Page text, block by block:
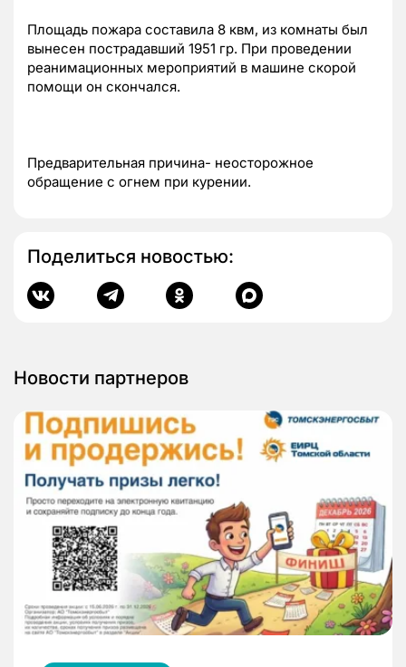
Площадь пожара составила 8 квм, из комнаты был
вынесен пострадавший 1951 гр. При проведении
реанимационных мероприятий в машине скорой
помощи он скончался.
Предварительная причина- неосторожное
обращение с огнем при курении.
Поделиться новостью:
Новости партнеров